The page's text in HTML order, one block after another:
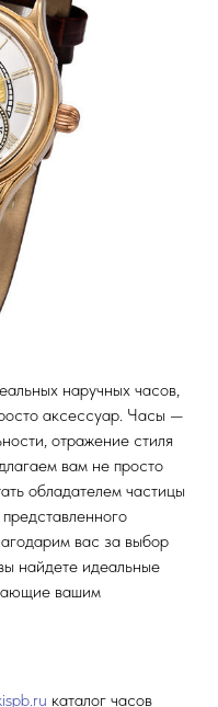
наручных часов,
аксессуар. Часы —
отражение стиля
вам не просто
обладателем частицы
вас за выбор
найдете идеальные
вашим
каталог часов